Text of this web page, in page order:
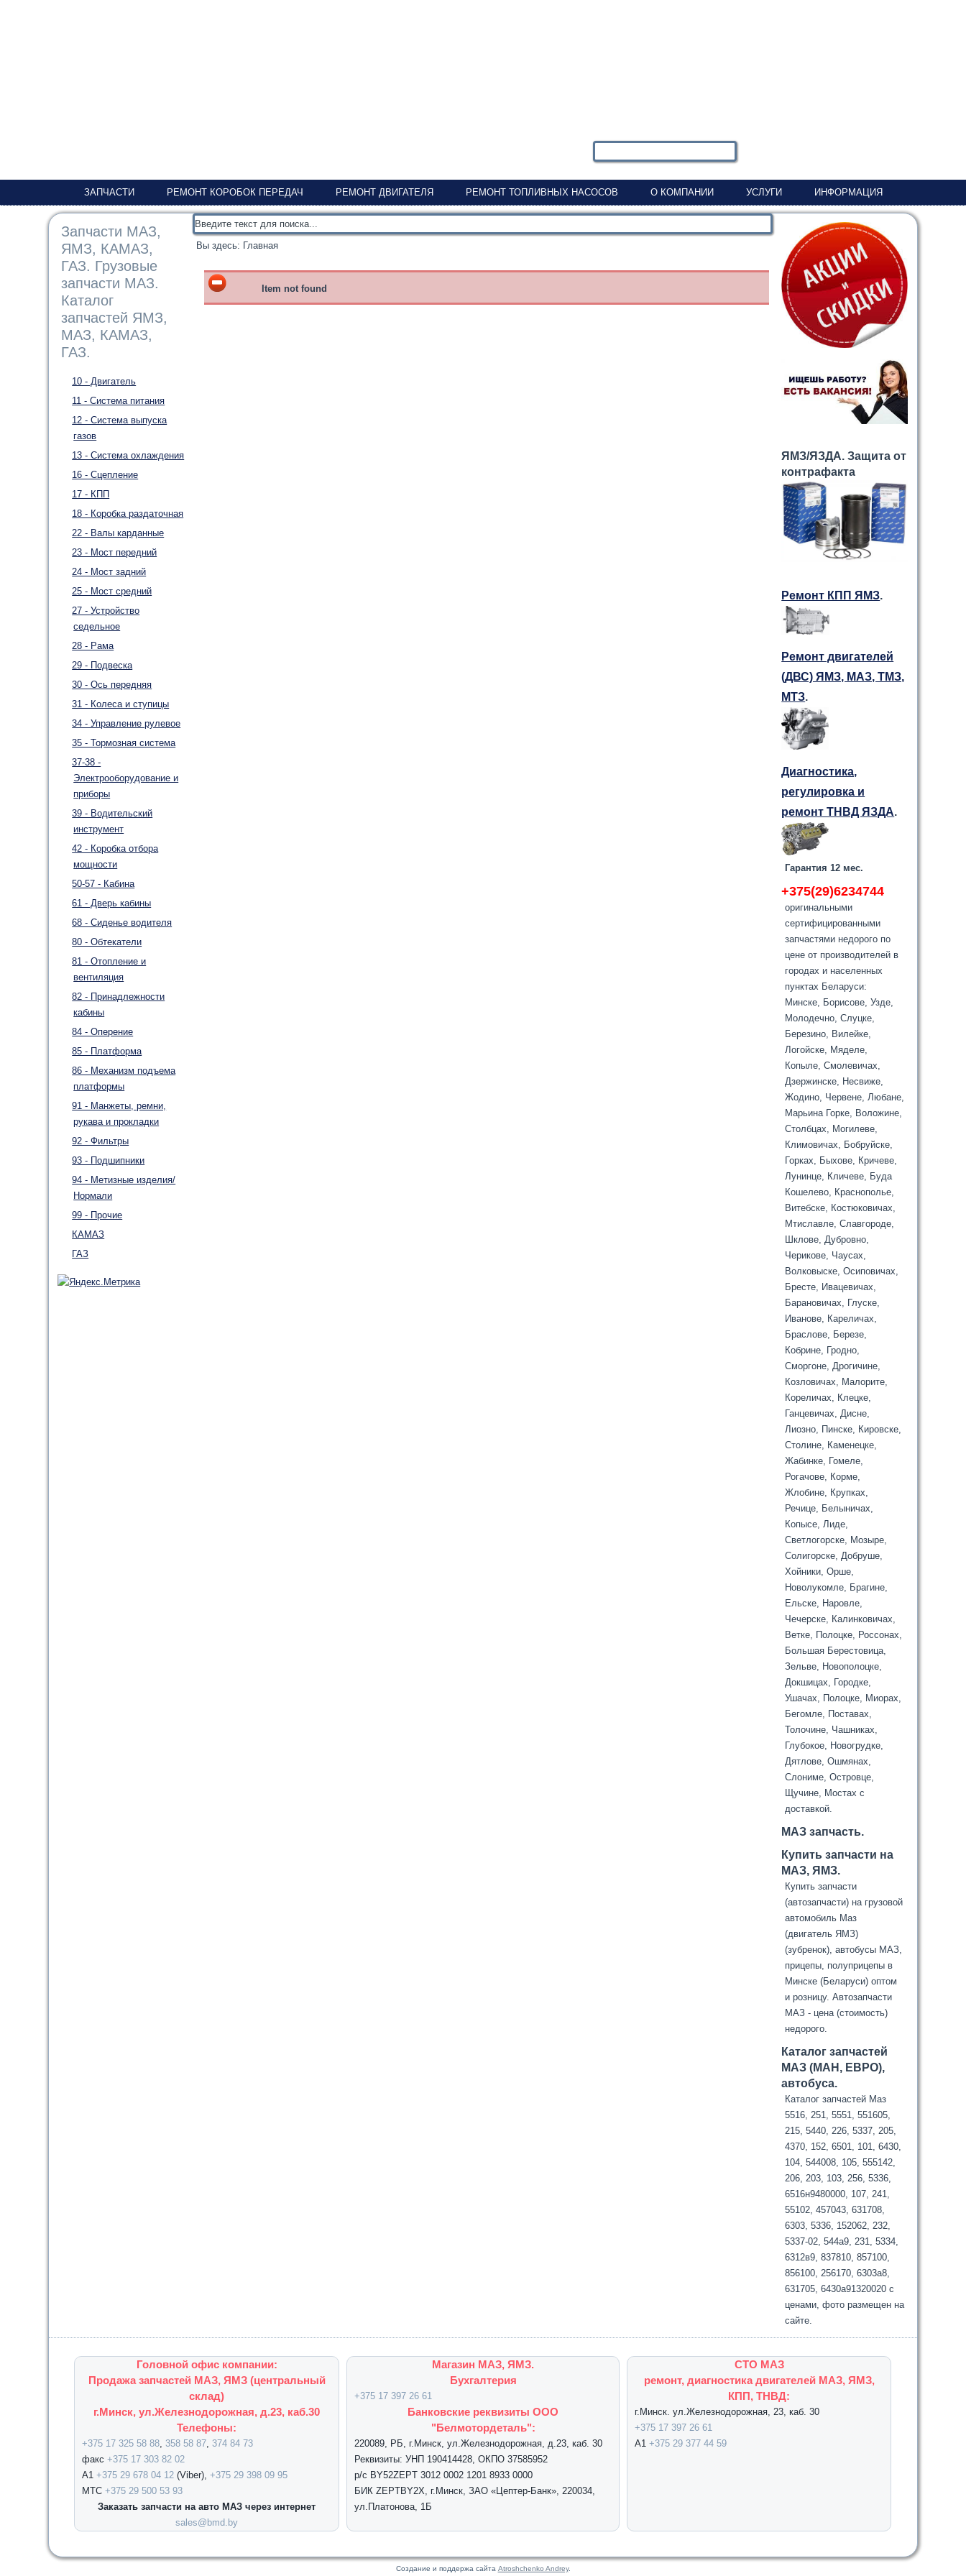
ЗАПЧАСТИ РЕМОНТ КОРОБОК ПЕРЕДАЧ РЕМОНТ ДВИГАТЕЛЯ РЕМОНТ ТОПЛИВНЫХ НАСОСОВ О КОМПАНИИ УСЛУГИ ИНФОРМАЦИЯ
Запчасти МАЗ,
ЯМЗ, КАМАЗ,
ГАЗ. Грузовые
запчасти МАЗ.
Каталог
запчастей ЯМЗ,
МАЗ, КАМАЗ,
ГАЗ.
10 - Двигатель
11 - Система питания
12 - Система выпуска
газов
13 - Система охлаждения
16 - Сцепление
17 - КПП
18 - Коробка раздаточная
22 - Валы карданные
23 - Мост передний
24 - Мост задний
25 - Мост средний
27 - Устройство
седельное
28 - Рама
29 - Подвеска
30 - Ось передняя
31 - Колеса и ступицы
34 - Управление рулевое
35 - Тормозная система
37-38 -
Электрооборудование и
приборы
39 - Водительский
инструмент
42 - Коробка отбора
мощности
50-57 - Кабина
61 - Дверь кабины
68 - Сиденье водителя
80 - Обтекатели
81 - Отопление и
вентиляция
82 - Принадлежности
кабины
84 - Оперение
85 - Платформа
86 - Механизм подъема
платформы
91 - Манжеты, ремни,
рукава и прокладки
92 - Фильтры
93 - Подшипники
94 - Метизные изделия/
Нормали
99 - Прочие
КАМАЗ
ГАЗ
Вы здесь: Главная
Item not found
ЯМЗ/ЯЗДА. Защита от
контрафакта
Ремонт КПП ЯМЗ.
Ремонт двигателей
(ДВС) ЯМЗ, МАЗ, ТМЗ,
МТЗ.
Диагностика,
регулировка и
ремонт ТНВД ЯЗДА.
Гарантия 12 мес.
+375(29)6234744
оригинальными
сертифицированными
запчастями недорого по
цене от производителей в
городах и населенных
пунктах Беларуси:
Минске, Борисове, Узде,
Молодечно, Слуцке,
Березино, Вилейке,
Логойске, Мяделе,
Копыле, Смолевичах,
Дзержинске, Несвиже,
Жодино, Червене, Любане,
Марьина Горке, Воложине,
Столбцах, Могилеве,
Климовичах, Бобруйске,
Горках, Быхове, Кричеве,
Лунинце, Кличеве, Буда
Кошелево, Краснополье,
Витебске, Костюковичах,
Мтиславле, Славгороде,
Шклове, Дубровно,
Черикове, Чаусах,
Волковыске, Осиповичах,
Бресте, Ивацевичах,
Барановичах, Глуске,
Иванове, Кареличах,
Браслове, Березе,
Кобрине, Гродно,
Сморгоне, Дрогичине,
Козловичах, Малорите,
Кореличах, Клецке,
Ганцевичах, Дисне,
Лиозно, Пинске, Кировске,
Столине, Каменецке,
Жабинке, Гомеле,
Рогачове, Корме,
Жлобине, Крупках,
Речице, Белыничах,
Копысе, Лиде,
Светлогорске, Мозыре,
Солигорске, Добруше,
Хойники, Орше,
Новолукомле, Брагине,
Ельске, Наровле,
Чечерске, Калинковичах,
Ветке, Полоцке, Россонах,
Большая Берестовица,
Зельве, Новополоцке,
Докшицах, Городке,
Ушачах, Полоцке, Миорах,
Бегомле, Поставах,
Толочине, Чашниках,
Глубокое, Новогрудке,
Дятлове, Ошмянах,
Слониме, Островце,
Щучине, Мостах с
доставкой.
МАЗ запчасть.
Купить запчасти на
МАЗ, ЯМЗ.
Купить запчасти
(автозапчасти) на грузовой
автомобиль Маз
(двигатель ЯМЗ)
(зубренок), автобусы МАЗ,
прицепы, полуприцепы в
Минске (Беларуси) оптом
и розницу. Автозапчасти
МАЗ - цена (стоимость)
недорого.
Каталог запчастей
МАЗ (МАН, ЕВРО),
автобуса.
Каталог запчастей Маз
5516, 251, 5551, 551605,
215, 5440, 226, 5337, 205,
4370, 152, 6501, 101, 6430,
104, 544008, 105, 555142,
206, 203, 103, 256, 5336,
6516н9480000, 107, 241,
55102, 457043, 631708,
6303, 5336, 152062, 232,
5337-02, 544а9, 231, 5334,
6312в9, 837810, 857100,
856100, 256170, 6303а8,
631705, 6430а91320020 с
ценами, фото размещен на
сайте.
Головной офис компании:
Продажа запчастей МАЗ, ЯМЗ (центральный
склад)
г.Минск, ул.Железнодорожная, д.23, каб.30
Телефоны:
+375 17 325 58 88, 358 58 87, 374 84 73
факс+375 17 303 82 02
А1+375 29 678 04 12 (Viber),+375 29 398 09 95
МТС+375 29 500 53 93
Заказать запчасти на авто МАЗ через интернет
sales@bmd.by
Магазин МАЗ, ЯМЗ.
Бухгалтерия
+375 17 397 26 61
Банковские реквизиты ООО
"Белмотордеталь":
220089, РБ, г.Минск, ул.Железнодорожная, д.23, каб. 30
Реквизиты: УНП 190414428, ОКПО 37585952
р/с BY52ZEPT 3012 0002 1201 8933 0000
БИК ZEPTBY2X, г.Минск, ЗАО «Цептер-Банк», 220034,
ул.Платонова, 1Б
СТО МАЗ
ремонт, диагностика двигателей МАЗ, ЯМЗ,
КПП, ТНВД:
г.Минск. ул.Железнодорожная, 23, каб. 30
+375 17 397 26 61
А1+375 29 377 44 59
Создание и поддержа сайта Atroshchenko Andrey.